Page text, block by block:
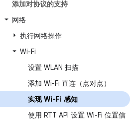
添加对协议的支持
网络
执行网络操作
Wi-Fi
设置 WLAN 扫描
添加 Wi-Fi 直连（点对点）
实现 Wi-Fi 感知
使用 RTT API 设置 Wi-Fi 位置信